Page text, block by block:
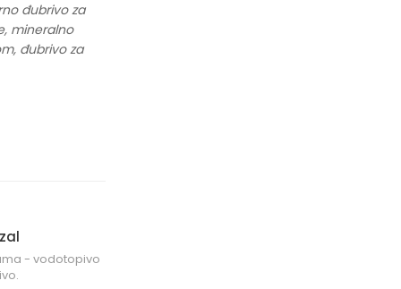
đubrivo za
mineralno
đubrivo za
- vodotopivo